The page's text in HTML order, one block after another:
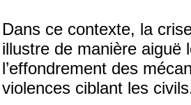
Dans ce contexte, la
illustre de manière aiguë
l’effondrement des
violences ciblant les